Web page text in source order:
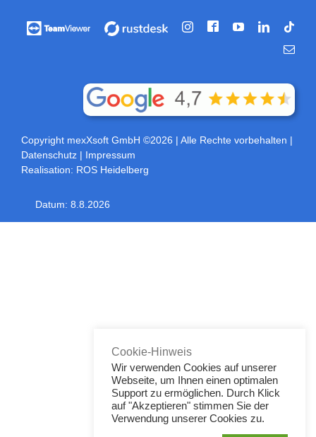
Vorführung
/
Vorführung
InstagramFacebookYouTubeLinkedIn
E-
Copyright mexXsoft GmbH ©2026 | Alle Rechte vorbehalten |
Datenschutz | Impressum
Realisation: ROS Heidelberg
Datum: 8.8.2026
Cookie-Hinweis
Wir verwenden Cookies auf unserer
Webseite, um Ihnen einen optimalen
Support zu ermöglichen. Durch Klick
auf "Akzeptieren" stimmen Sie der
Verwendung unserer Cookies zu.